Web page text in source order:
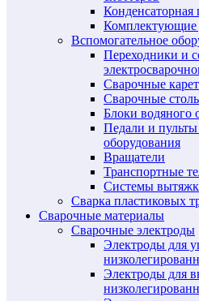
Комплектующие
Вспомогательное
Переходники и
Сварочные
Сварочные
Блоки водяного
Педали и
оборудования
Вращатели
Транспортные
Системы
Сварка пластиковых
Сварочные материалы
Сварочные электроды
Электроды для
Электроды для